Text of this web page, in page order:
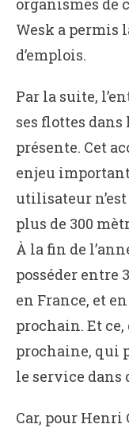
Wesk a permis
d’emplois.
Par la suite,
ses flottes
présente. Cet
enjeu
utilisateur
plus de 300
À la fin de
posséder entre
en France, et
prochain. Et ce,
prochaine, qui
le service dans
Car, pour Henri